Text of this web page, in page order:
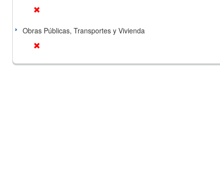
Obras Públicas, Transportes y Vivienda